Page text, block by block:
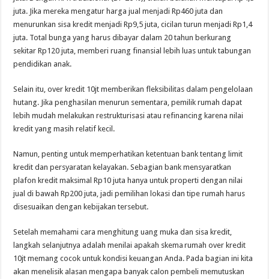
juta. Jika mereka mengatur harga jual menjadi Rp460 juta dan
menurunkan sisa kredit menjadi Rp9,5 juta, cicilan turun menjadi Rp1,4
juta. Total bunga yang harus dibayar dalam 20 tahun berkurang
sekitar Rp120 juta, memberi ruang finansial lebih luas untuk tabungan
pendidikan anak.
Selain itu, over kredit 10jt memberikan fleksibilitas dalam pengelolaan
hutang. Jika penghasilan menurun sementara, pemilik rumah dapat
lebih mudah melakukan restrukturisasi atau refinancing karena nilai
kredit yang masih relatif kecil.
Namun, penting untuk memperhatikan ketentuan bank tentang limit
kredit dan persyaratan kelayakan. Sebagian bank mensyaratkan
plafon kredit maksimal Rp10 juta hanya untuk properti dengan nilai
jual di bawah Rp200 juta, jadi pemilihan lokasi dan tipe rumah harus
disesuaikan dengan kebijakan tersebut.
Setelah memahami cara menghitung uang muka dan sisa kredit,
langkah selanjutnya adalah menilai apakah skema rumah over kredit
10jt memang cocok untuk kondisi keuangan Anda. Pada bagian ini kita
akan menelisik alasan mengapa banyak calon pembeli memutuskan